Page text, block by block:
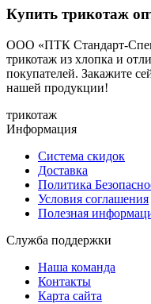
Купить трикотаж
ООО «ПТК Стандарт-
трикотаж из хлопка и
покупателей. Закажите
нашей продукции!
трикотаж
Информация
Система скидок
Доставка
Политика
Условия соглашения
Полезная
Служба поддержки
Наша команда
Контакты
Карта сайта